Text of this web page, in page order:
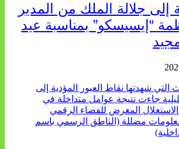
إلى جلالة الملك من المدير
“إيسيسكو” بمناسبة عيد